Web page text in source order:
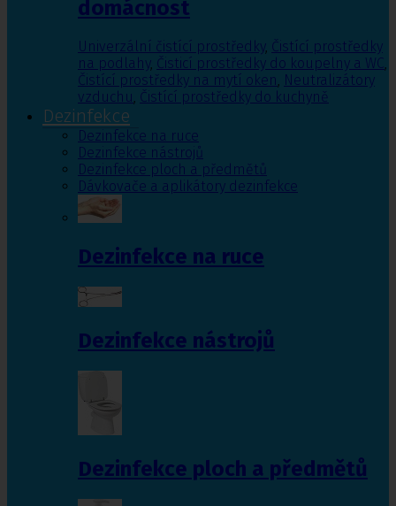
domácnost
Univerzální čistící prostředky, Čistící prostředky
na podlahy, Čisticí prostředky do koupelny a WC,
Čistící prostředky na mytí oken, Neutralizátory
vzduchu, Čistící prostředky do kuchyně
Dezinfekce
Dezinfekce na ruce
Dezinfekce nástrojů
Dezinfekce ploch a předmětů
Dávkovače a aplikátory dezinfekce
Dezinfekce na ruce
Dezinfekce nástrojů
Dezinfekce ploch a předmětů